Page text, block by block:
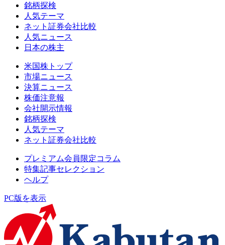
銘柄探検
人気テーマ
ネット証券会社比較
人気ニュース
日本の株主
米国株トップ
市場ニュース
決算ニュース
株価注意報
会社開示情報
銘柄探検
人気テーマ
ネット証券会社比較
プレミアム会員限定コラム
特集記事セレクション
ヘルプ
PC版を表示